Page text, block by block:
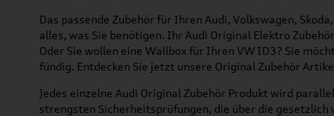
Das passende Zubehör für Ihren Audi, Volkswagen,
alles, was Sie benötigen. Ihr Audi Original Elektro
Oder Sie wollen eine Wallbox für Ihren VW ID3? Sie
fündig. Entdecken Sie jetzt unsere Original Zubehör
Jedes einzelne Audi Original Zubehör Produkt wird
strengsten Sicherheitsprüfungen, die über die gesetzlich